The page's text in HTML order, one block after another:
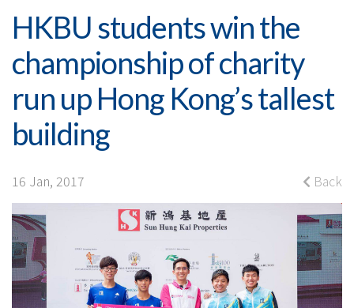
championship
of
charity
run
up
Hong
Kong’s
tallest
building
HKBU students win the
championship of charity
run up Hong Kong’s tallest
building
16 Jan, 2017 Back